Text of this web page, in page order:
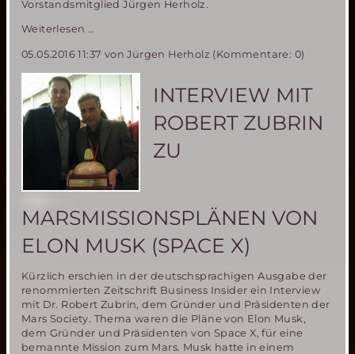
Vorstandsmitglied Jürgen Herholz.
Weiterlesen …
2016:
Space
Film
Festival
mit
Schwerpunkt
Mars
und
bemannte
Raumfahrt
05.05.2016 11:37 von Jürgen Herholz (Kommentare: 0)
INTERVIEW MIT
ROBERT ZUBRIN
ZU
MARSMISSIONSPLÄNEN VON
ELON MUSK (SPACE X)
Kürzlich erschien in der deutschsprachigen Ausgabe der
renommierten Zeitschrift Business Insider ein Interview
mit Dr. Robert Zubrin, dem Gründer und Präsidenten der
Mars Society. Thema waren die Pläne von Elon Musk,
dem Gründer und Präsidenten von Space X, für eine
bemannte Mission zum Mars. Musk hatte in einem